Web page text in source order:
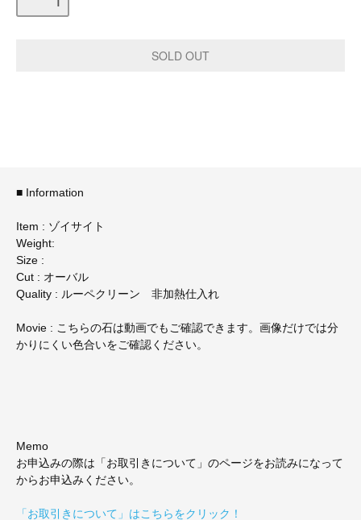
■ Information
Item : ゾイサイト
Weight:
Size :
Cut : オーバル
Quality : ルーペクリーン 非加熱仕入れ
Movie : こちらの石は動画でもご確認できます。画像だけでは分
かりにくい色合いをご確認ください。
Memo
お申込みの際は「お取引きについて」のページをお読みになって
からお申込みください。
「お取引きについて」はこちらをクリック！